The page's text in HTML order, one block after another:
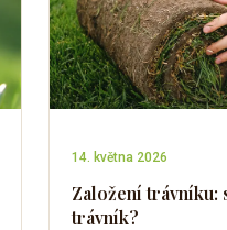
14. května 2026
Založení trávníku:
trávník?